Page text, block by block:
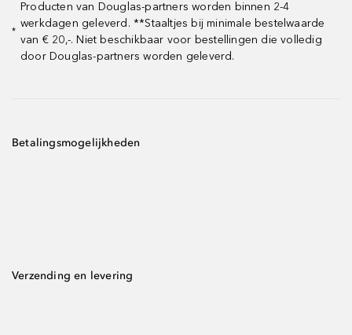
*
Producten van Douglas-partners worden binnen 2-4
werkdagen geleverd. **Staaltjes bij minimale bestelwaarde
van € 20,-. Niet beschikbaar voor bestellingen die volledig
door Douglas-partners worden geleverd.
Betalingsmogelijkheden
Verzending en levering